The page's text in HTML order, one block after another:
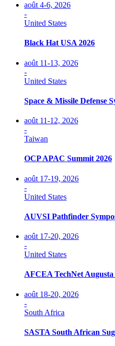
août 4-6, 2026
-
United States
Black Hat USA 2026
août 11-13, 2026
-
United States
Space & Missile Defense
août 11-12, 2026
-
Taiwan
OCP APAC Summit 2026
août 17-19, 2026
-
United States
AUVSI Pathfinder
août 17-20, 2026
-
United States
AFCEA TechNet Augusta
août 18-20, 2026
-
South Africa
SASTA South African